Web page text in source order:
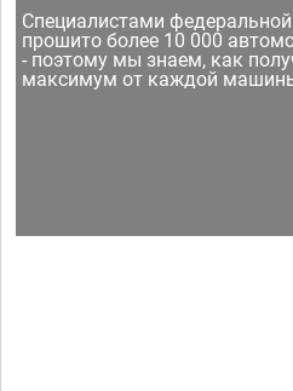
Специалистами
прошито более 10 000
- поэтому мы знаем, как
максимум от каждой